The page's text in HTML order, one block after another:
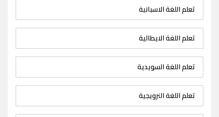
تعلم اللغة الاسبانية
تعلم اللغة الايطالية
تعلم اللغة السويدية
تعلم اللغة النرويجية